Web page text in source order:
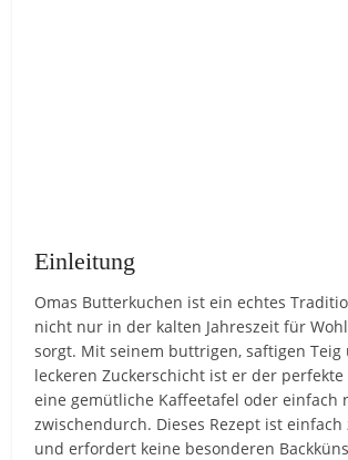
Einleitung
Omas Butterkuchen ist ein echtes
nicht nur in der kalten Jahreszeit für
sorgt. Mit seinem buttrigen, saftigen Teig
leckeren Zuckerschicht ist er der
eine gemütliche Kaffeetafel oder einfach
zwischendurch. Dieses Rezept ist
und erfordert keine besonderen